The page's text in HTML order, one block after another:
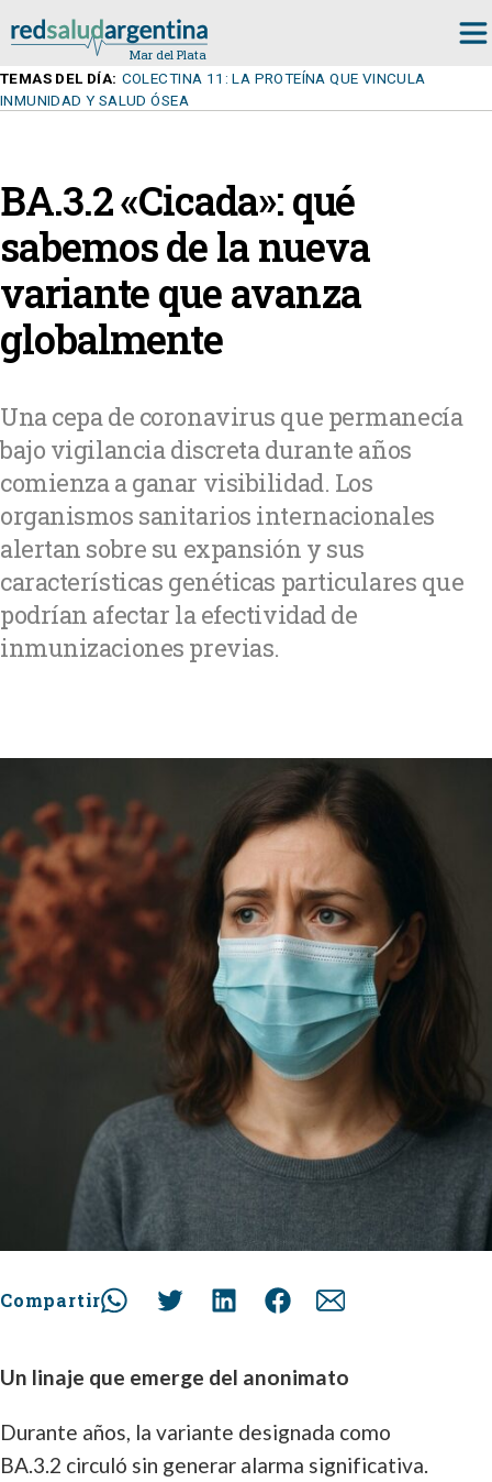
TEMAS DEL DÍA: COLECTINA 11: LA PROTEÍNA QUE VINCULA
INMUNIDAD Y SALUD ÓSEA
BA.3.2 «Cicada»: qué
sabemos de la nueva
variante que avanza
globalmente
Una cepa de coronavirus que permanecía
bajo vigilancia discreta durante años
comienza a ganar visibilidad. Los
organismos sanitarios internacionales
alertan sobre su expansión y sus
características genéticas particulares que
podrían afectar la efectividad de
inmunizaciones previas.
Compartir
Un linaje que emerge del anonimato
Durante años, la variante designada como
BA.3.2 circuló sin generar alarma significativa.